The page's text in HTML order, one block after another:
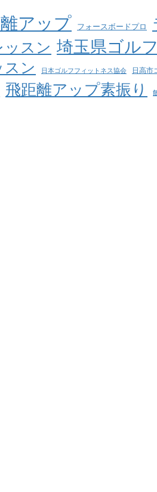
アップ フォースボードプロ
ッスン 埼玉県ゴル
スン 日本ゴルフフィットネス協会 日高市
飛距離アップ素振り